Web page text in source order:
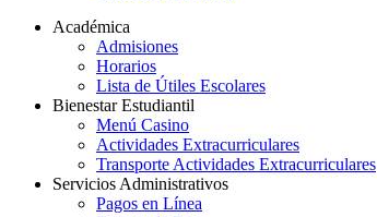
Académica
Admisiones
Horarios
Lista de Útiles Escolares
Bienestar Estudiantil
Menú Casino
Actividades Extracurriculares
Transporte Actividades Extracurriculares
Servicios Administrativos
Pagos en Línea